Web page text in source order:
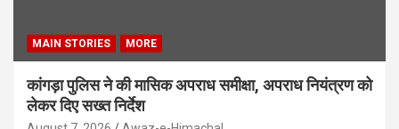
MAIN STORIES MORE
कांगड़ा पुलिस ने की मासिक अपराध समीक्षा, अपराध नियंत्रण को
लेकर दिए सख्त निर्देश